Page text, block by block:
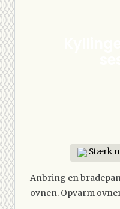
Stærk
Anbring en
ovnen. Opvarm